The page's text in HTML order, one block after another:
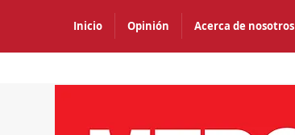
Inicio Opinión Acerca de nosotros